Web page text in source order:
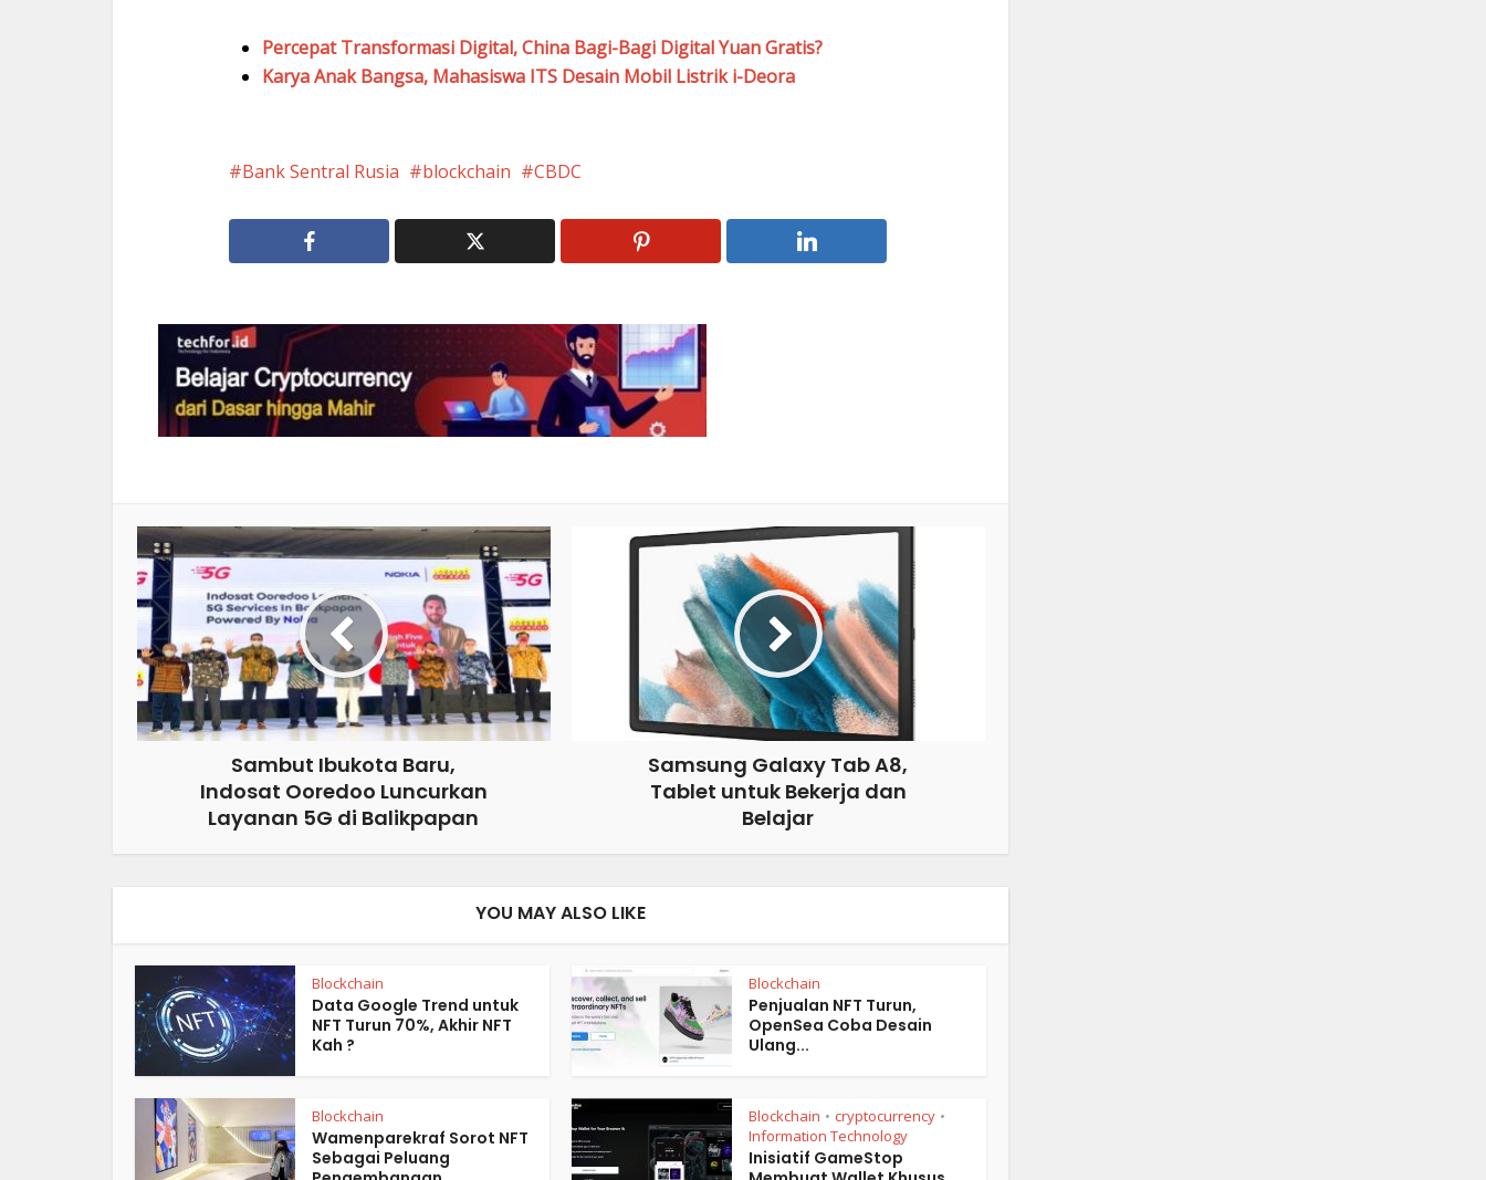
Percepat Transformasi Digital, China Bagi-Bagi Digital Yuan Gratis?
Karya Anak Bangsa, Mahasiswa ITS Desain Mobil Listrik i-Deora
Bank Sentral Rusia blockchain CBDC
Sambut Ibukota Baru,
Indosat Ooredoo Luncurkan
Layanan 5G di Balikpapan
Samsung Galaxy Tab A8,
Tablet untuk Bekerja dan
Belajar
YOU MAY ALSO LIKE
Blockchain
Data Google Trend untuk
NFT Turun 70%, Akhir NFT
Kah ?
Blockchain
Penjualan NFT Turun,
OpenSea Coba Desain
Ulang...
Blockchain
Wamenparekraf Sorot NFT
Sebagai Peluang
Blockchain • cryptocurrency •
Information Technology
Inisiatif GameStop